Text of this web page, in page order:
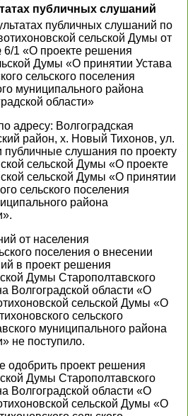
публичных слушаний
публичных слушаний по
сельской Думы от
1 «О проекте решения
Думы «О принятии Устава
сельского поселения
муниципального района
области»
адресу: Волгоградская
район, х. Новый Тихонов, ул.
слушания по проекту
сельской Думы «О проекте
сельской Думы «О принятии
сельского поселения
района
от населения
поселения о внесении
в проект решения
Думы Старополтавского
Волгоградской области «О
сельской Думы «О
сельского
муниципального района
не поступило.
одобрить проект решения
Думы Старополтавского
Волгоградской области «О
сельской Думы «О